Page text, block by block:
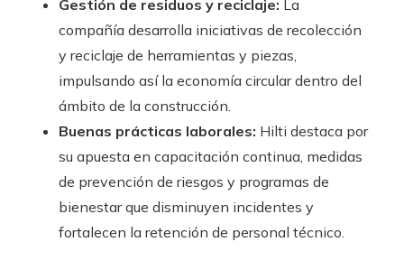
Gestión de residuos y reciclaje: La
compañía desarrolla iniciativas de recolección
y reciclaje de herramientas y piezas,
impulsando así la economía circular dentro del
ámbito de la construcción.
Buenas prácticas laborales: Hilti destaca por
su apuesta en capacitación continua, medidas
de prevención de riesgos y programas de
bienestar que disminuyen incidentes y
fortalecen la retención de personal técnico.